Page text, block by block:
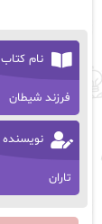
نام کتاب
فرزند شیطان
نویسنده
تاران